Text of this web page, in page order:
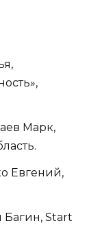
Марк,
Евгений,
Start